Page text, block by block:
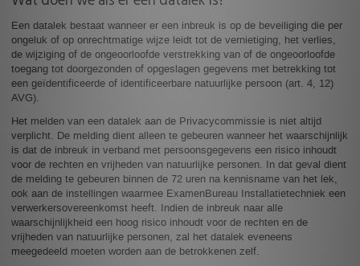
Een datalek bestaat wanneer er een inbreuk is op de beveiliging die per
ongeluk of op onrechtmatige wijze leidt tot de vernietiging, het verlies,
de wijziging of de ongeoorloofde verstrekking van of de ongeoorloofde
toegang tot doorgezonden of opgeslagen gegevens met betrekking tot
een geïdentificeerde of identificeerbare natuurlijke persoon (art. 4, 12)
AVG).
Het melden van een datalek aan de Privacycommissie is niet altijd
verplicht. De melding dient alleen te gebeuren wanneer het waarschijnlijk
is dat de inbreuk in verband met persoonsgegevens een risico inhoudt
voor de rechten en vrijheden van natuurlijke personen. In dat geval dient
de melding te gebeuren binnen de 72 uren na kennisname van het lek,
ook aan de instellingen waarmee ExamenBureau Installatietechniek een
verwerkersovereenkomst heeft. Indien de inbreuk naar alle
waarschijnlijkheid een hoog risico inhoudt voor de rechten en de
vrijheden van natuurlijke personen, zal het datalek eveneens
meegedeeld moeten worden aan de betrokkenen zelf.